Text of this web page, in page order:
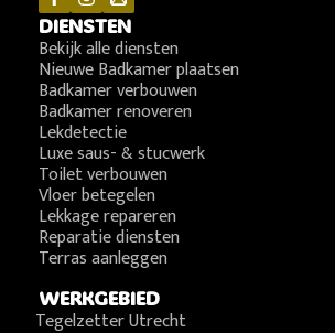
DIENSTEN
Bekijk alle diensten
Nieuwe Badkamer plaatsen
Badkamer verbouwen
Badkamer renoveren
Lekdetectie
Luxe saus- & stucwerk
Toilet verbouwen
Vloer betegelen
Lekkage repareren
Reparatie diensten
Terras aanleggen
WERKGEBIED
Tegelzetter Utrecht